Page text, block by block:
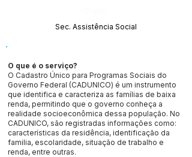
Sec. Assistência Social
O que é o serviço?
O Cadastro Único para Programas Sociais do
Governo Federal (CADUNICO) é um instrumento
que identifica e caracteriza as famílias de baixa
renda, permitindo que o governo conheça a
realidade socioeconômica dessa população. No
CADUNICO, são registradas informações como:
características da residência, identificação da
familia, escolaridade, situação de trabalho e
renda, entre outras.